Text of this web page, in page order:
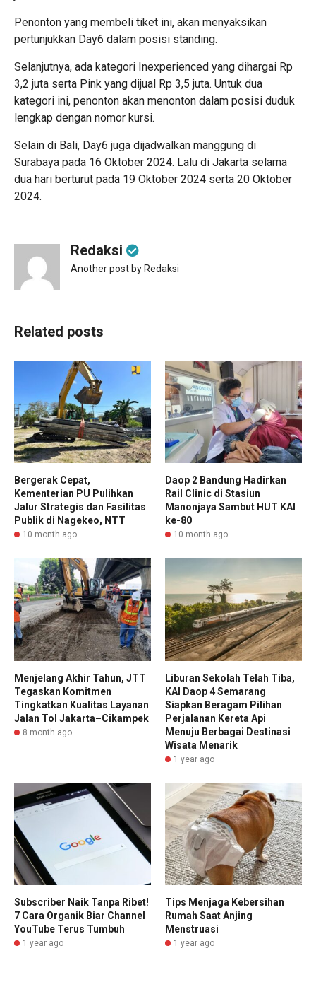
Penonton yang membeli tiket ini, akan menyaksikan
pertunjukkan Day6 dalam posisi standing.
Selanjutnya, ada kategori Inexperienced yang dihargai Rp
3,2 juta serta Pink yang dijual Rp 3,5 juta. Untuk dua
kategori ini, penonton akan menonton dalam posisi duduk
lengkap dengan nomor kursi.
Selain di Bali, Day6 juga dijadwalkan manggung di
Surabaya pada 16 Oktober 2024. Lalu di Jakarta selama
dua hari berturut pada 19 Oktober 2024 serta 20 Oktober
2024.
Redaksi
Another post by Redaksi
Related posts
Bergerak Cepat,
Kementerian PU Pulihkan
Jalur Strategis dan Fasilitas
Publik di Nagekeo, NTT
10 month ago
Daop 2 Bandung Hadirkan
Rail Clinic di Stasiun
Manonjaya Sambut HUT KAI
ke-80
10 month ago
Menjelang Akhir Tahun, JTT
Tegaskan Komitmen
Tingkatkan Kualitas Layanan
Jalan Tol Jakarta–Cikampek
8 month ago
Liburan Sekolah Telah Tiba,
KAI Daop 4 Semarang
Siapkan Beragam Pilihan
Perjalanan Kereta Api
Menuju Berbagai Destinasi
Wisata Menarik
1 year ago
Subscriber Naik Tanpa Ribet!
7 Cara Organik Biar Channel
YouTube Terus Tumbuh
1 year ago
Tips Menjaga Kebersihan
Rumah Saat Anjing
Menstruasi
1 year ago